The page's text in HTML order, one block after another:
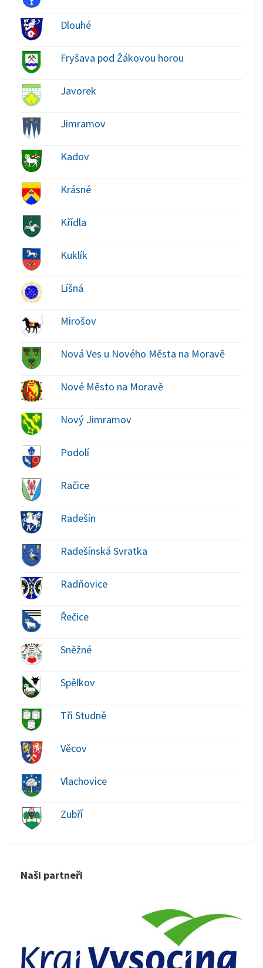
Dlouhé
Fryšava pod Žákovou horou
Javorek
Jimramov
Kadov
Krásné
Křídla
Kuklík
Líšná
Mirošov
Nová Ves u Nového Města na Moravě
Nové Město na Moravě
Nový Jimramov
Podolí
Račice
Radešín
Radešínská Svratka
Radňovice
Řečice
Sněžné
Spělkov
Tři Studně
Věcov
Vlachovice
Zubří
Naši partneři